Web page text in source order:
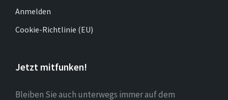
Anmelden
Cookie-Richtlinie (EU)
Jetzt mitfunken!
Bleiben Sie auch unterwegs immer auf dem